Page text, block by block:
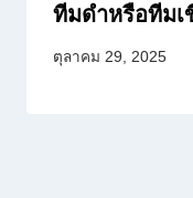
ทีมดำหรือทีมเ
ตุลาคม 29, 2025